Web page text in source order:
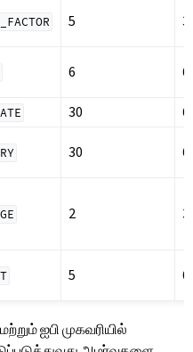
5
6
30
30
2
5
ஐபி முகவரியில்